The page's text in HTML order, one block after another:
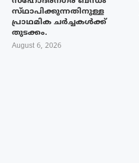
സ്‌ഥാപിക്കുന്നതിനുള്ള
പ്രാഥമിക ചർച്ചകൾക്ക്
തുടക്കം.
August 6, 2026